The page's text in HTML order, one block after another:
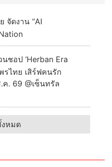
จัดงาน “AI
ชอป ‘Herban Era
รไทย เสิร์ฟคนรัก
. 69 @เซ็นทรัล
หมด